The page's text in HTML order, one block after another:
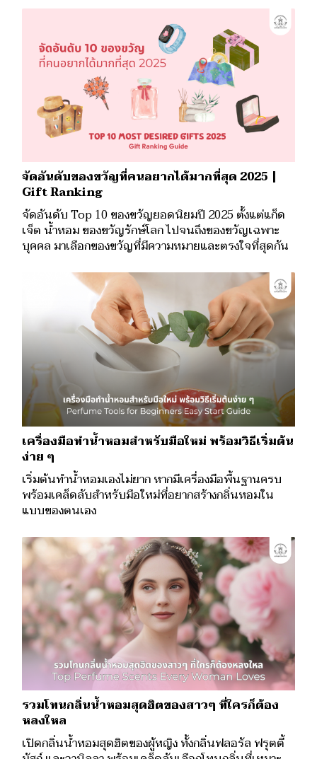
จัดอันดับของขวัญที่คนอยากได้มากที่สุด 2025 |
Gift Ranking
จัดอันดับ Top 10 ของขวัญยอดนิยมปี 2025 ตั้งแต่แก็ด
เจ็ต น้ำหอม ของขวัญรักษ์โลก ไปจนถึงของขวัญเฉพาะ
บุคคล มาเลือกของขวัญที่มีความหมายและตรงใจที่สุดกัน
เครื่องมือทำน้ำหอมสำหรับมือใหม่ พร้อมวิธีเริ่มต้น
ง่าย ๆ
เริ่มต้นทำน้ำหอมเองไม่ยาก หากมีเครื่องมือพื้นฐานครบ
พร้อมเคล็ดลับสำหรับมือใหม่ที่อยากสร้างกลิ่นหอมใน
แบบของตนเอง
รวมโทนกลิ่นน้ำหอมสุดฮิตของสาวๆ ที่ใครก็ต้อง
หลงใหล
เปิดกลิ่นน้ำหอมสุดฮิตของผู้หญิง ทั้งกลิ่นฟลอรัล ฟรุตตี้